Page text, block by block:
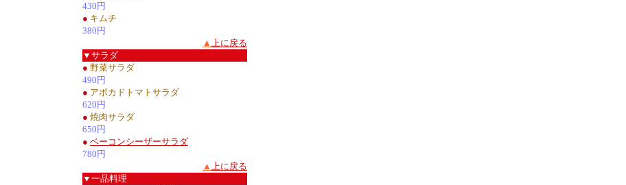
430円
● キムチ
380円
▲ 上に戻る
▼サラダ
● 野菜サラダ
490円
● アボカドトマトサラダ
620円
● 焼肉サラダ
650円
● ベーコンシーザーサラダ
780円
▲ 上に戻る
▼一品料理